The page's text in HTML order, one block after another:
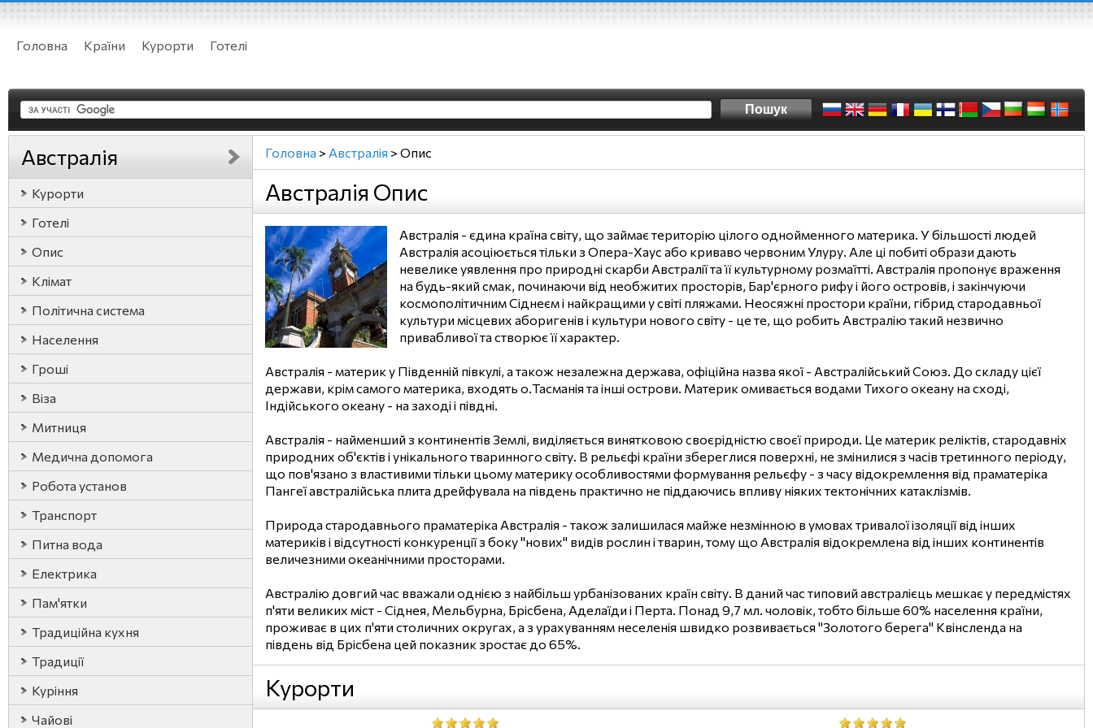
Головна Країни Курорти Готелі
Австралія
Курорти
Готелі
Опис
Клімат
Політична система
Населення
Гроші
Віза
Митниця
Медична допомога
Робота установ
Транспорт
Питна вода
Електрика
Пам'ятки
Традиційна кухня
Традиції
Куріння
Чайові
Головна > Австралія > Опис
Австралія Опис
Австралія - єдина країна світу, що займає територію цілого однойменного материка. У більшості людей
Австралія асоціюється тільки з Опера-Хаус або криваво червоним Улуру. Але ці побиті образи дають
невелике уявлення про природні скарби Австралії та її культурному розмаїтті. Австралія пропонує враження
на будь-який смак, починаючи від необжитих просторів, Бар'єрного рифу і його островів, і закінчуючи
космополітичним Сіднеєм і найкращими у світі пляжами. Неосяжні простори країни, гібрид стародавньої
культури місцевих аборигенів і культури нового світу - це те, що робить Австралію такий незвично
привабливої та створює її характер.
Австралія - материк у Південній півкулі, а також незалежна держава, офіційна назва якої - Австралійський Союз. До складу цієї
держави, крім самого материка, входять о.Тасманія та інші острови. Материк омивається водами Тихого океану на сході,
Індійського океану - на заході і півдні.
Австралія - найменший з континентів Землі, виділяється винятковою своєрідністю своєї природи. Це материк реліктів, стародавніх
природних об'єктів і унікального тваринного світу. В рельєфі країни збереглися поверхні, не змінилися з часів третинного періоду,
що пов'язано з властивими тільки цьому материку особливостями формування рельєфу - з часу відокремлення від праматеріка
Пангеї австралійська плита дрейфувала на південь практично не піддаючись впливу ніяких тектонічних катаклізмів.
Природа стародавнього праматеріка Австралія - також залишилася майже незмінною в умовах тривалої ізоляції від інших
материків і відсутності конкуренції з боку "нових" видів рослин і тварин, тому що Австралія відокремлена від інших континентів
величезними океанічними просторами.
Австралію довгий час вважали однією з найбільш урбанізованих країн світу. В даний час типовий австралієць мешкає у передмістях
п'яти великих міст - Сіднея, Мельбурна, Брісбена, Аделаїди і Перта. Понад 9,7 мл. чоловік, тобто більше 60% населення країни,
проживає в цих п'яти столичних округах, а з урахуванням неселенія швидко розвивається "Золотого берега" Квінсленда на
південь від Брісбена цей показник зростає до 65%.
Курорти